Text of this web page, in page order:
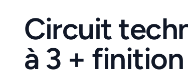
Circuit
à 3 + finition